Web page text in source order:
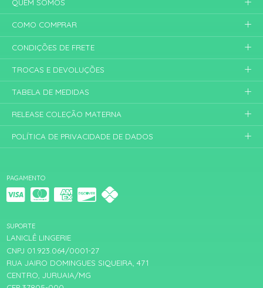
PAGAMENTO
SUPORTE
LANICLÊ LINGERIE
CNPJ 01.923.064/0001-27
RUA JAIRO DOMINGUES SIQUEIRA, 471
CENTRO, JURUAIA/MG
QUEM SOMOS
COMO COMPRAR
CONDIÇÕES DE FRETE
TROCAS E DEVOLUÇÕES
TABELA DE MEDIDAS
RELEASE COLEÇÃO MATERNA
POLÍTICA DE PRIVACIDADE DE DADOS